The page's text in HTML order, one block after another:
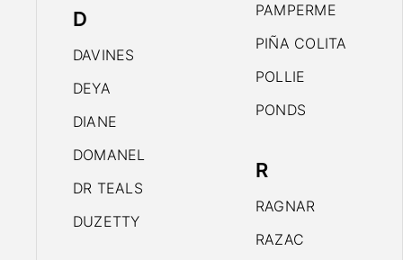
D
DAVINES
DEYA
DIANE
DOMANEL
DR TEALS
DUZETTY
PAMPERME
PIÑA COLITA
POLLIE
PONDS
R
RAGNAR
RAZAC